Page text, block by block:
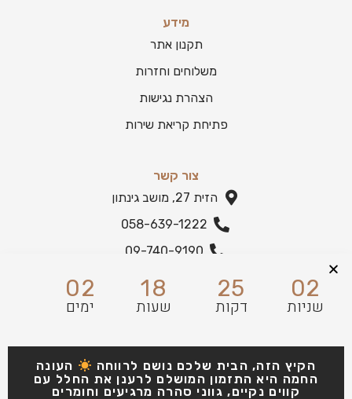
מידע
תקנון אתר
משלוחים וחזרות
הצהרת נגישות
פתיחת קריאת שירות
צור קשר
הזית 27, מושב גינתון
058-639-1222
09-740-9190
הצהרת נגישות
02
ימים
18
שעות
25
דקות
01
שניות
הקיץ הזה, הבית שלכם נושם לרווחה
העונה
החמה היא התזמון המושלם לרענן את החלל עם
קווים נקיים, גווני סהרה מרגיעים וחומרים